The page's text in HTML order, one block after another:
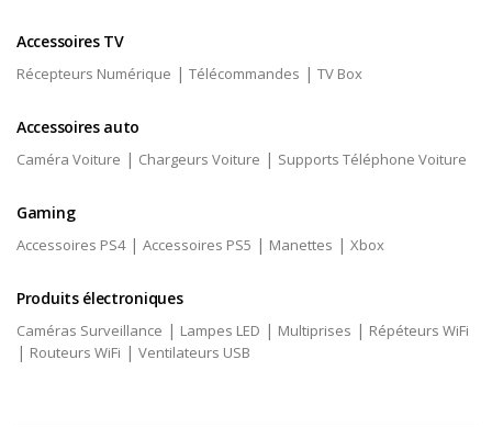
Accessoires TV
Récepteurs Numérique | Télécommandes | TV Box
Accessoires auto
Caméra Voiture | Chargeurs Voiture | Supports Téléphone Voiture
Gaming
Accessoires PS4| Accessoires PS5 | Manettes | Xbox
Produits électroniques
Caméras Surveillance | Lampes LED | Multiprises | Répéteurs WiFi
| Routeurs WiFi | Ventilateurs USB